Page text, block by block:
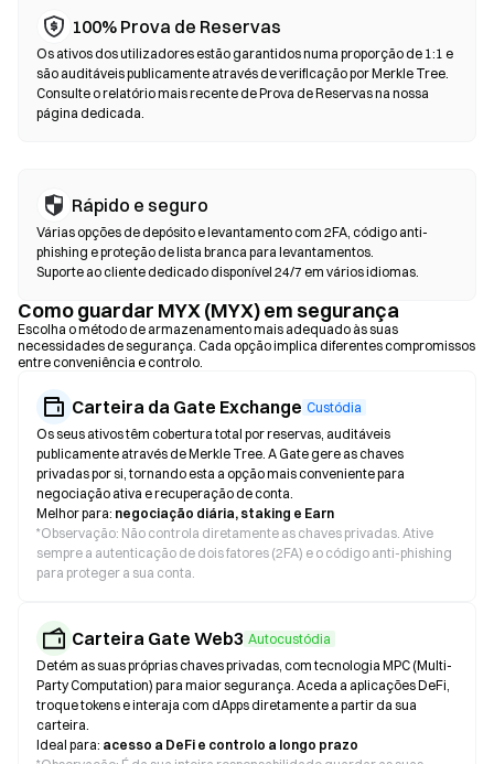
Tenha em atenção que se aplicam taxas de gas e os preços
podem diferir dos mercados centralizados devido à
profundidade de liquidez. A maioria da atividade nas DEX ocorre
em blockchains compatíveis com EVM, como Ethereum, BNB
Chain e Polygon.
100% Prova de Reservas
Os ativos dos utilizadores estão garantidos numa proporção de 1:1 e
são auditáveis publicamente através de verificação por Merkle Tree.
Consulte o relatório mais recente de Prova de Reservas na nossa
página dedicada.
Rápido e seguro
Várias opções de depósito e levantamento com 2FA, código anti-
phishing e proteção de lista branca para levantamentos.
Suporte ao cliente dedicado disponível 24/7 em vários idiomas.
Como guardar MYX (MYX) em segurança
Escolha o método de armazenamento mais adequado às suas
necessidades de segurança. Cada opção implica diferentes compromissos
entre conveniência e controlo.
Carteira da Gate Exchange Custódia
Os seus ativos têm cobertura total por reservas, auditáveis
publicamente através de Merkle Tree. A Gate gere as chaves
privadas por si, tornando esta a opção mais conveniente para
negociação ativa e recuperação de conta.
Melhor para: negociação diária, staking e Earn
*Observação: Não controla diretamente as chaves privadas. Ative
sempre a autenticação de dois fatores (2FA) e o código anti-phishing
para proteger a sua conta.
Carteira Gate Web3 Autocustódia
Detém as suas próprias chaves privadas, com tecnologia MPC (Multi-
Party Computation) para maior segurança. Aceda a aplicações DeFi,
troque tokens e interaja com dApps diretamente a partir da sua
carteira.
Ideal para: acesso a DeFi e controlo a longo prazo